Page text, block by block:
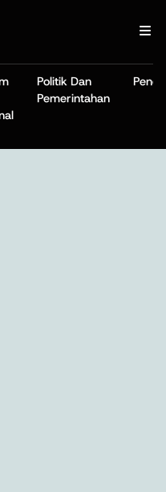
Politik Dan
Pemerintahan